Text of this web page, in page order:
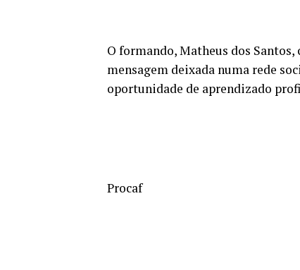
O formando, Matheus dos
mensagem deixada numa rede
oportunidade de aprendizado
Procaf